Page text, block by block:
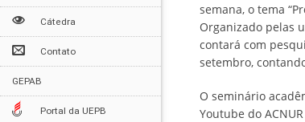
Cátedra
Contato
GEPAB
Portal da UEPB
semana, o tema
Organizado pelas
contará com
setembro,
O seminário
Youtube do